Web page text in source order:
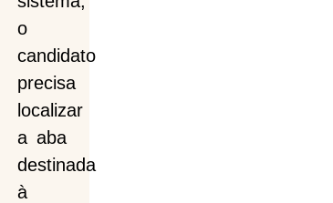
o
candidato
precisa
localizar
a aba
destinada
à